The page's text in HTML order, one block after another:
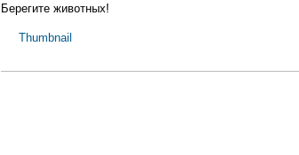
Берегите животных!
Thumbnail